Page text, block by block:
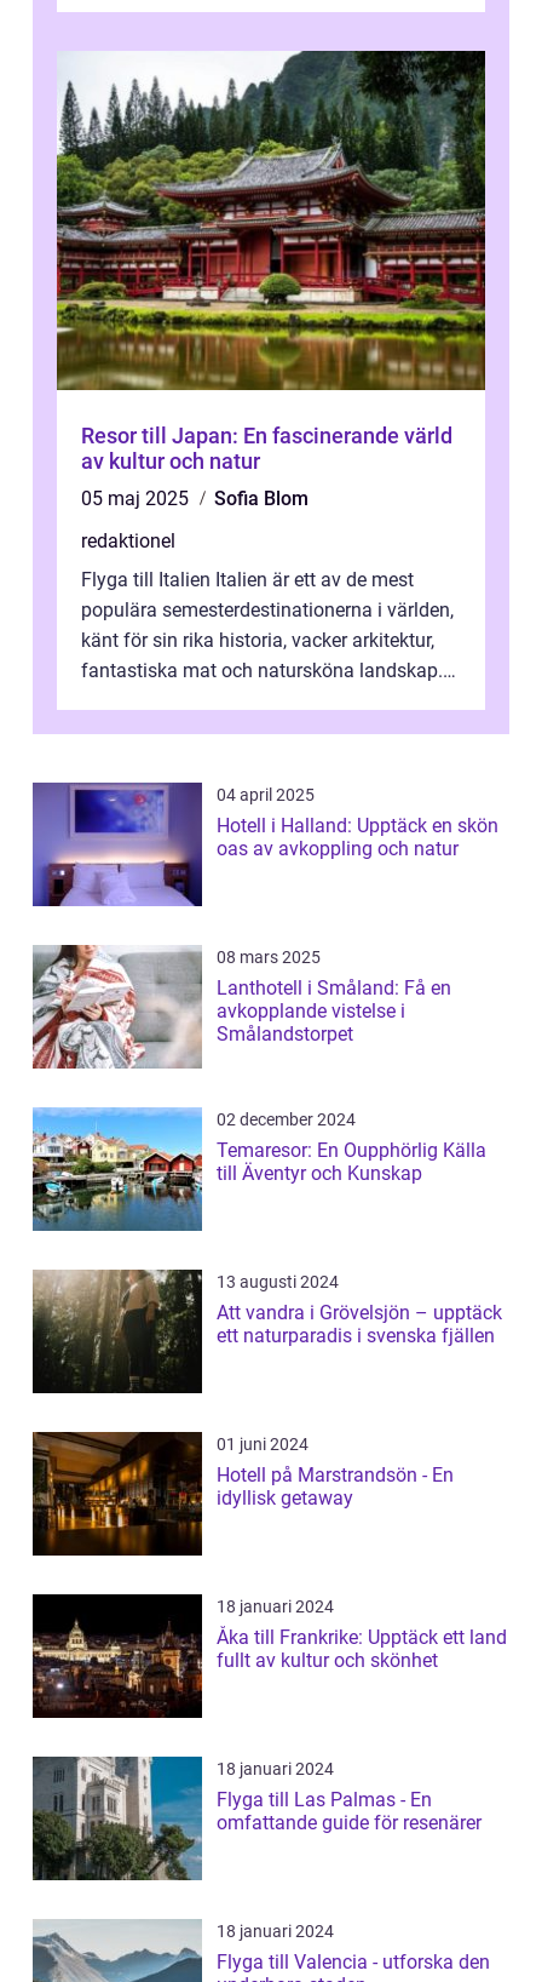
Resor till Japan: En fascinerande värld
av kultur och natur
05 maj 2025
Sofia Blom
redaktionel
Flyga till Italien Italien är ett av de mest
populära semesterdestinationerna i världen,
känt för sin rika historia, vacker arkitektur,
fantastiska mat och natursköna landskap.
04 april 2025
Hotell i Halland: Upptäck en skön
oas av avkoppling och natur
08 mars 2025
Lanthotell i Småland: Få en
avkopplande vistelse i
Smålandstorpet
02 december 2024
Temaresor: En Oupphörlig Källa
till Äventyr och Kunskap
13 augusti 2024
Att vandra i Grövelsjön – upptäck
ett naturparadis i svenska fjällen
01 juni 2024
Hotell på Marstrandsön - En
idyllisk getaway
18 januari 2024
Åka till Frankrike: Upptäck ett land
fullt av kultur och skönhet
18 januari 2024
Flyga till Las Palmas - En
omfattande guide för resenärer
18 januari 2024
Flyga till Valencia - utforska den